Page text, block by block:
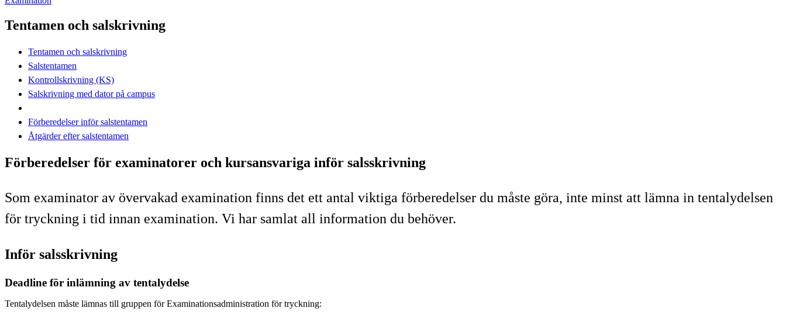
Tentamen och salskrivning
Tentamen och salskrivning
Salstentamen
Kontrollskrivning (KS)
Salskrivning med dator på campus
Förberedelser inför salstentamen
Åtgärder efter salstentamen
Förberedelser för examinatorer och kursansvariga inför salsskrivning
Som examinator av övervakad examination finns det ett antal viktiga förberedelser du måste göra, inte minst att lämna in tentalydelsen
för tryckning i tid innan examination. Vi har samlat all information du behöver.
Inför salsskrivning
Deadline för inlämning av tentalydelse
Tentalydelsen måste lämnas till gruppen för Examinationsadministration för tryckning: